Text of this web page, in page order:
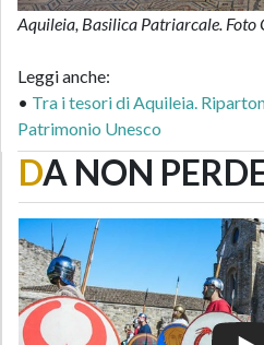
Aquileia, Basilica Patriarcale. Foto
Leggi anche:
• Tra i tesori di Aquileia.
Patrimonio Unesco
DA NON